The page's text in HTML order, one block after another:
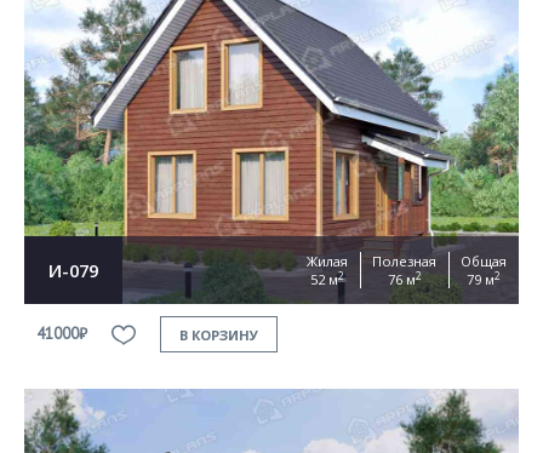
И-079
Жилая
52 м2
Полезная
76 м2
Общая
79 м2
41000₽ В КОРЗИНУ